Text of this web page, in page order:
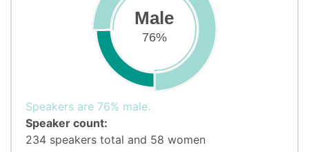
Male
76%
Speakers are 76% male.
Speaker count:
234 speakers total and 58 women